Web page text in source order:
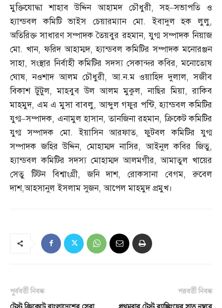
মুক্তিযোদ্ধা শাহাব উদ্দিন আহামদ চৌধুরী,সহ–সভাপতি ও
হ্যান্ডবল কমিটি ভাইস চেয়ারম্যান মো.ইবাদুল হক লুলু,
অতিরিক্ত সাধারণ সম্পাদক তৈয়বুর রহমান,যুগ্ম সম্পাদক নিয়াজ
মো. খান,ফরিদ আহাম্মদ,হ্যান্ডবল কমিটির সম্পাদক মনোরঞ্জন
সাহা,সংস্থার নির্বাহী কমিটির সদস্য সেকান্দর কবির,মনোতোষ
ঘোষ,নওশাদ আলম চৌধুরী,আ.ন.ম ওয়াহিদ দুলাল,সজীব
বিকাশ টুটুল,মাহবুব উল আলম মুকুল,নাছির মিয়া,রাকিব
মাহমুদ, এম এ মুসা বাবলু,আব্দুল গফুর পন্টি,হ্যান্ডবল কমিটির
যুগ্ম–সম্পাদক, এনামুল হাসান,তানজিনা রহমান,ক্রিকেট কমিটির
যুগ্ম সম্পাদক মো.ইয়াসিন আরফাত,ফুটবল কমিটির যুগ্ম
সম্পাদক জহির উদ্দিন,মোহাম্মদ নাসির,আইনুল কবির জিতু,
হ্যান্ডবল কমিটির সদস্য মোহাম্মদ আলমগীর,আমাতুল খায়ের
সেতু টিটন বিশ্বাংগ্রী,জনি দাশ,রোকসানা বেগম,রুবেল
দাশ,আহসানুল ইসলাম সুজন,আপেল মাহমুদ প্রমুখ।
পূর্ববর্তী নিবন্ধ
পরবর্তী নিবন্ধ